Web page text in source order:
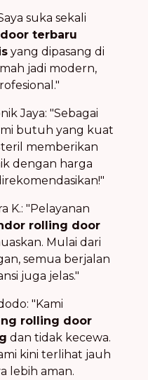
suka sekali
terbaru
yang dipasang di
jadi modern,
Jaya: "Sebagai
butuh yang kuat
memberikan
dengan harga
K.: "Pelayanan
rolling door
Mulai dari
semua berjalan
juga jelas."
"Kami
rolling door
dan tidak kecewa.
kini terlihat jauh
lebih aman.